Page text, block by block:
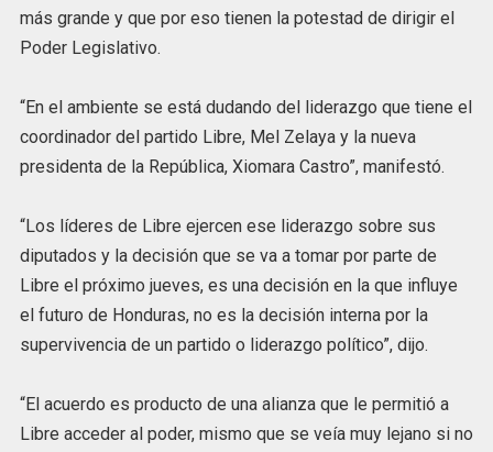
más grande y que por eso tienen la potestad de dirigir el
Poder Legislativo.
“En el ambiente se está dudando del liderazgo que tiene el
coordinador del partido Libre, Mel Zelaya y la nueva
presidenta de la República, Xiomara Castro”, manifestó.
“Los líderes de Libre ejercen ese liderazgo sobre sus
diputados y la decisión que se va a tomar por parte de
Libre el próximo jueves, es una decisión en la que influye
el futuro de Honduras, no es la decisión interna por la
supervivencia de un partido o liderazgo político”, dijo.
“El acuerdo es producto de una alianza que le permitió a
Libre acceder al poder, mismo que se veía muy lejano si no